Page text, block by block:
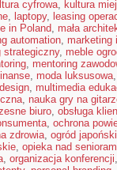
cyfrowa, kultura
, laptopy, leasing
in Poland, mała
automation, marketing
strategiczny, meble
, mentoring
, moda luksusowa
, multimedia
, nauka gry na
biuro, obsługa
, ochrona
zdrowia, ogród japoński
, opieka nad
, organizacja konferencji